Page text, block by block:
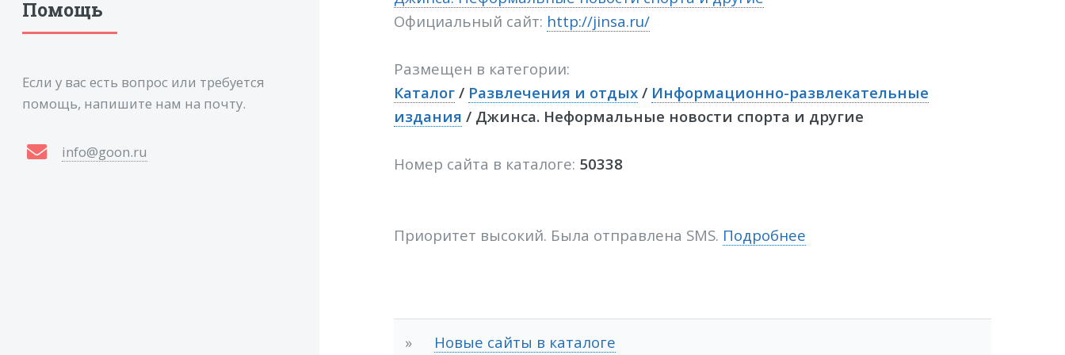
Официальный сайт: http://jinsa.ru/
Размещен в категории:
Каталог/ Развлечения и отдых/ Информационно-развлекательные
издания / Джинса. Неформальные новости спорта и другие
Номер сайта в каталоге: 50338
Приоритет высокий. Была отправлена SMS. Подробнее
» Новые сайты в каталоге
Помощь
Если у вас есть вопрос или требуется
помощь, напишите нам на почту.
info@goon.ru